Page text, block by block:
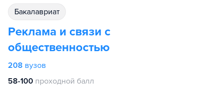
бакалавриат
Реклама и связи с
общественностью
208 вузов
58-100 проходной балл